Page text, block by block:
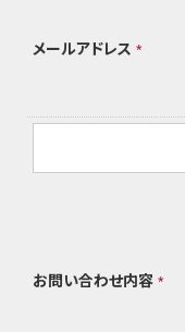
メールアドレス *
お問い合わせ内容 *